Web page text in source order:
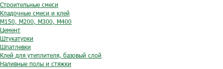
Строительные смеси
Кладочные смеси и клей
М150, М200, М300, М400
Цемент
Штукатурки
Шпатлевки
Клей для утеплителя, базовый слой
Наливные полы и стяжки